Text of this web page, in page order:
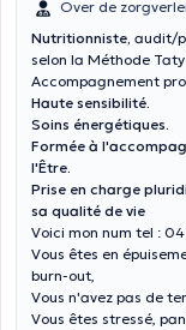
Over de
Nutritionniste, audit/
selon la Méthode
Accompagnement
Haute sensibilité.
Soins énergétiques.
Formée à
l'Être.
Prise en charge
sa qualité de vie
Voici mon num tel :
Vous êtes en
burn-out,
Vous n'avez pas de
Vous êtes stressé,